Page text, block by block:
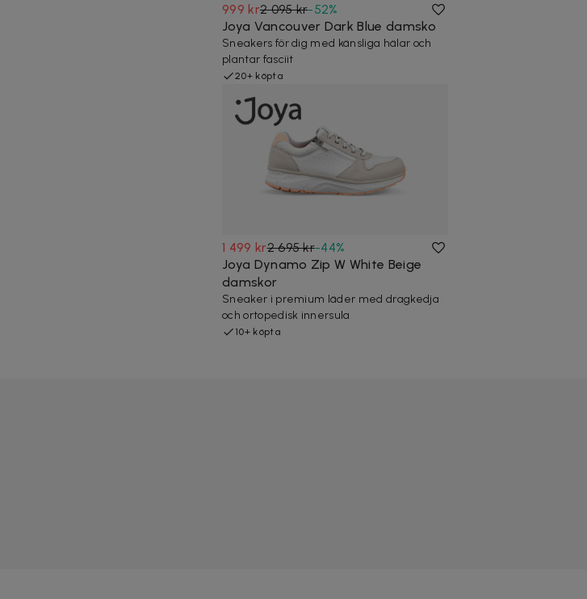
999 kr2 095 kr-52%
Joya Vancouver Dark Blue damsko
Sneakers för dig med känsliga hälar och
plantar fasciit
20+ köpta
1 499 kr2 695 kr-44%
Joya Dynamo Zip W White Beige
damskor
Sneaker i premium läder med dragkedja
och ortopedisk innersula
10+ köpta